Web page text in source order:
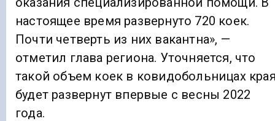
настоящее время развернуто 720 коек.
Почти четверть из них вакантна», —
отметил глава региона. Уточняется, что
такой объем коек в ковидобольницах
будет развернут впервые с весны 2022
года.